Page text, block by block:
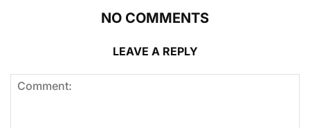
NO COMMENTS
LEAVE A REPLY